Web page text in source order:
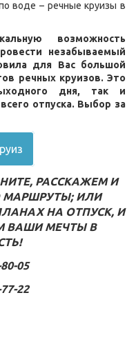
воде – речные круизы в
возможность
незабываемый
для Вас большой
речных круизов. Это
дня, так и
отпуска. Выбор за
РАССКАЖЕМ И
МАРШРУТЫ; ИЛИ
НА ОТПУСК, И
ВАШИ МЕЧТЫ В
05
22